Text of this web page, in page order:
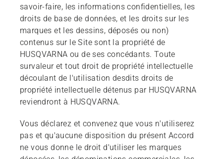
savoir-faire, les informations confidentielles, les
droits de base de données, et les droits sur les
marques et les dessins, déposés ou non)
contenus sur le Site sont la propriété de
HUSQVARNA ou de ses concédants. Toute
survaleur et tout droit de propriété intellectuelle
découlant de l'utilisation desdits droits de
propriété intellectuelle détenus par HUSQVARNA
reviendront à HUSQVARNA.
Vous déclarez et convenez que vous n'utiliserez
pas et qu'aucune disposition du présent Accord
ne vous donne le droit d'utiliser les marques